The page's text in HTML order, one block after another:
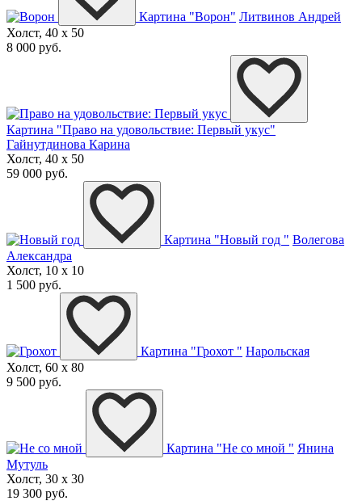
Картина "Ворон" Литвинов Андрей
Холст, 40 x 50
8 000 руб.
Картина "Право на удовольствие: Первый укус"
Гайнутдинова Карина
Холст, 40 x 50
59 000 руб.
Картина "Новый год " Волегова
Александра
Холст, 10 x 10
1 500 руб.
Картина "Грохот " Нарольская
Холст, 60 x 80
9 500 руб.
Картина "Не со мной " Янина
Мутуль
Холст, 30 x 30
19 300 руб.